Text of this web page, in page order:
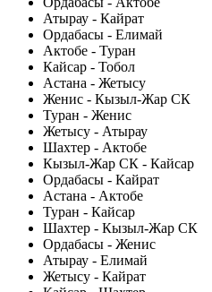
Атырау - Кайрат
Ордабасы - Елимай
Актобе - Туран
Кайсар - Тобол
Астана - Жетысу
Женис - Кызыл-Жар СК
Туран - Женис
Жетысу - Атырау
Шахтер - Актобе
Кызыл-Жар СК - Кайсар
Ордабасы - Кайрат
Астана - Актобе
Туран - Кайсар
Шахтер - Кызыл-Жар СК
Ордабасы - Женис
Атырау - Елимай
Жетысу - Кайрат